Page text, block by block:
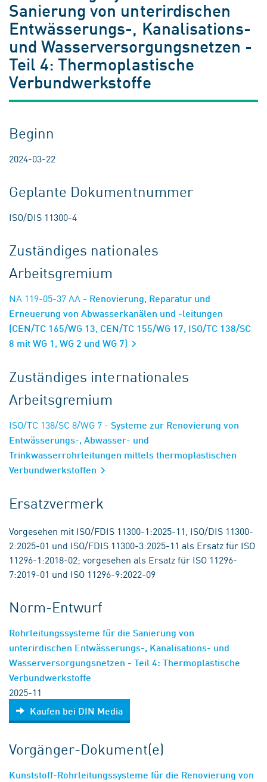
Sanierung von unterirdischen
Entwässerungs-, Kanalisations-
und Wasserversorgungsnetzen -
Teil 4: Thermoplastische
Verbundwerkstoffe
Beginn
2024-03-22
Geplante Dokumentnummer
ISO/DIS 11300-4
Zuständiges nationales
Arbeitsgremium
NA 119-05-37 AA - Renovierung, Reparatur und
Erneuerung von Abwasserkanälen und -leitungen
(CEN/TC 165/WG 13, CEN/TC 155/WG 17, ISO/TC 138/SC
8 mit WG 1, WG 2 und WG 7)
Zuständiges internationales
Arbeitsgremium
ISO/TC 138/SC 8/WG 7 - Systeme zur Renovierung von
Entwässerungs-, Abwasser- und
Trinkwasserrohrleitungen mittels thermoplastischen
Verbundwerkstoffen
Ersatzvermerk
Vorgesehen mit ISO/FDIS 11300-1:2025-11, ISO/DIS 11300-
2:2025-01 und ISO/FDIS 11300-3:2025-11 als Ersatz für ISO
11296-1:2018-02; vorgesehen als Ersatz für ISO 11296-
7:2019-01 und ISO 11296-9:2022-09
Norm-Entwurf
Rohrleitungssysteme für die Sanierung von
unterirdischen Entwässerungs-, Kanalisations- und
Wasserversorgungsnetzen - Teil 4: Thermoplastische
Verbundwerkstoffe
2025-11
Kaufen bei DIN Media
Vorgänger-Dokument(e)
Kunststoff-Rohrleitungssysteme für die Renovierung von